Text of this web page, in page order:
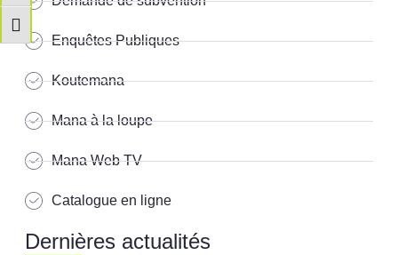
Changer la taille de la police
Enquêtes Publiques
Koutemana
Mana à la loupe
Mana Web TV
Catalogue en ligne
Dernières actualités